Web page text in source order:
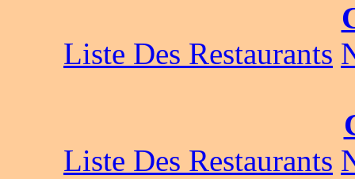
Liste Des Restaurants
Liste Des Restaurants